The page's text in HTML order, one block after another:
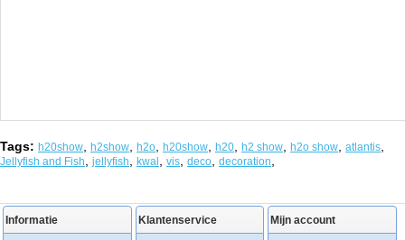
Tags: h20show h2show h2o h20show h20 h2 show h2o show atlantis
Jellyfish and Fish jellyfish kwal vis deco decoration
Informatie Klantenservice Mijn account